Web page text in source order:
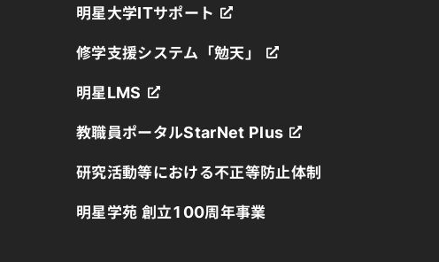
明星大学ITサポート
修学支援システム「勉天」
明星LMS
教職員ポータルStarNet Plus
研究活動等における不正等防止体制
明星学苑 創立100周年事業